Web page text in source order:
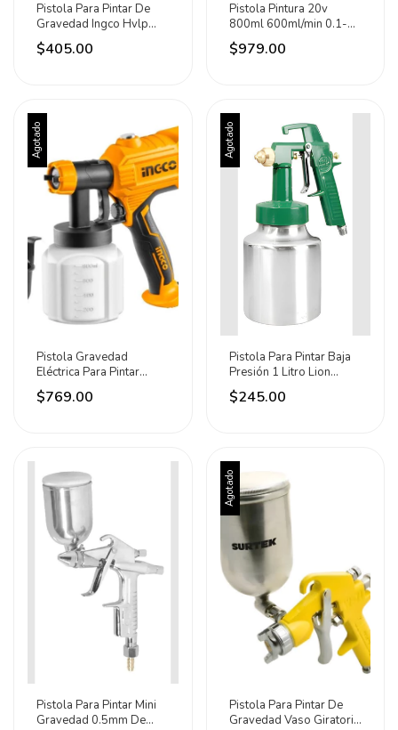
Pistola Para Pintar De
Gravedad Ingco Hvlp
400 Cc 3-4 Bar Amarillo
$405.00
Pistola Pintura 20v
800ml 600ml/min 0.1-
0.2 Ingco Csgli2001
$979.00
Agotado
Pistola Gravedad
Eléctrica Para Pintar
450w Ingco 800ml
$769.00
Agotado
Pistola Para Pintar Baja
Presión 1 Litro Lion
Tools
$245.00
Pistola Para Pintar Mini
Gravedad 0.5mm De
Agotado
Pistola Para Pintar De
Gravedad Vaso Giratorio